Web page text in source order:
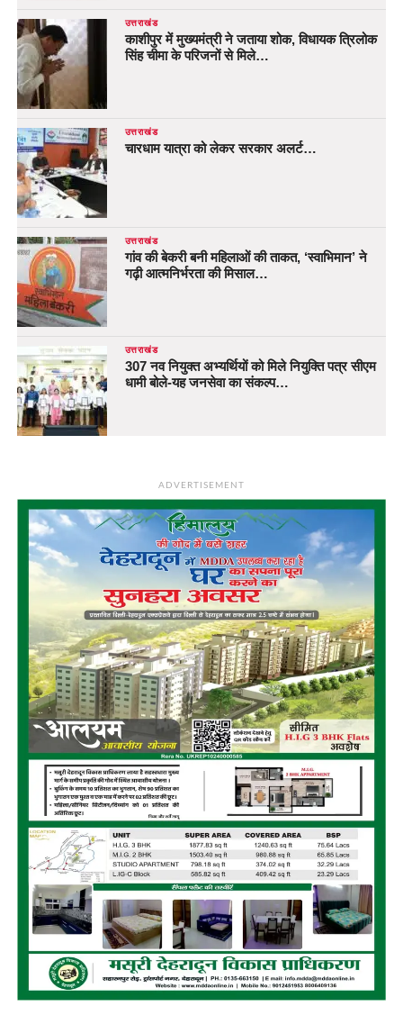
उत्तराखंड
काशीपुर में मुख्यमंत्री ने जताया शोक, विधायक त्रिलोक
सिंह चीमा के परिजनों से मिले…
उत्तराखंड
चारधाम यात्रा को लेकर सरकार अलर्ट…
उत्तराखंड
गांव की बेकरी बनी महिलाओं की ताकत, ‘स्वाभिमान’ ने
गढ़ी आत्मनिर्भरता की मिसाल…
उत्तराखंड
307 नव नियुक्त अभ्यर्थियों को मिले नियुक्ति पत्र सीएम
धामी बोले-यह जनसेवा का संकल्प…
ADVERTISEMENT